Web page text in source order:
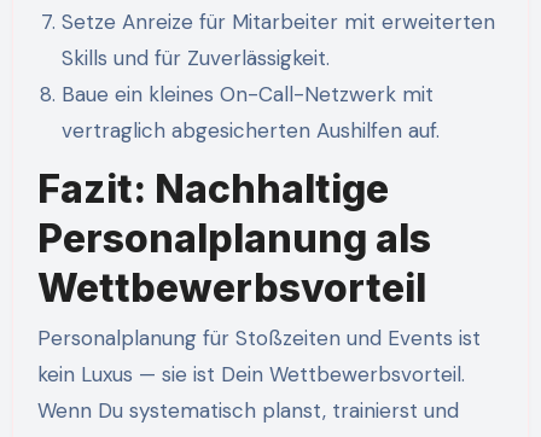
Setze Anreize für Mitarbeiter mit erweiterten
Skills und für Zuverlässigkeit.
Baue ein kleines On-Call-Netzwerk mit
vertraglich abgesicherten Aushilfen auf.
Fazit: Nachhaltige
Personalplanung als
Wettbewerbsvorteil
Personalplanung für Stoßzeiten und Events ist
kein Luxus — sie ist Dein Wettbewerbsvorteil.
Wenn Du systematisch planst, trainierst und